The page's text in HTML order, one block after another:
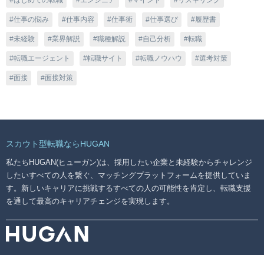
仕事の悩み 仕事内容 仕事術 仕事選び 履歴書
未経験 業界解説 職種解説 自己分析 転職
転職エージェント 転職サイト 転職ノウハウ 選考対策
面接 面接対策
スカウト型転職ならHUGAN
私たちHUGAN(ヒューガン)は、採用したい企業と未経験からチャレンジ
したいすべての人を繋ぐ、マッチングプラットフォームを提供していま
す。新しいキャリアに挑戦するすべての人の可能性を肯定し、転職支援
を通して最高のキャリアチェンジを実現します。